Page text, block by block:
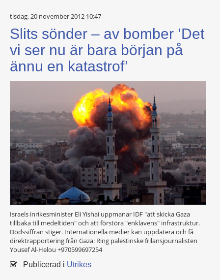
tisdag, 20 november 2012 10:47
Slits sönder – av bomber ’Det
vi ser nu är bara början på
ännu en katastrof’
Israels inrikesminister Eli Yishai uppmanar IDF "att skicka Gaza
tillbaka till medeltiden" och att förstöra "enklavens" infrastruktur.
Dödssiffran stiger. Internationella medier kan uppdatera och få
direktrapportering från Gaza: Ring palestinske frilansjournalisten
Yousef Al-Helou +970599697254
Publicerad i Utrikes